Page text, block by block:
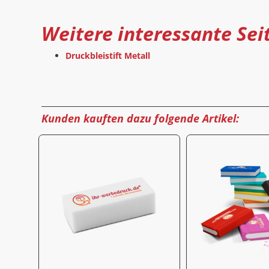
Weitere interessante
Druckbleistift Metall
Kunden kauften dazu folgende Artikel: